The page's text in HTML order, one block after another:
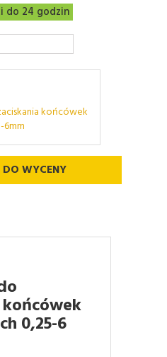
do 24 godzin
końcówek
WYCENY
końcówek
0,25-6